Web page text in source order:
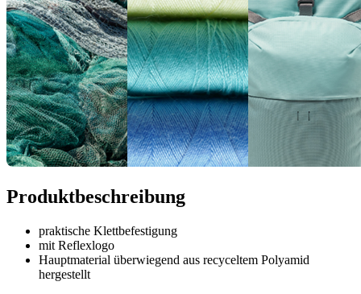
Produktbeschreibung
praktische Klettbefestigung
mit Reflexlogo
Hauptmaterial überwiegend aus recyceltem Polyamid
hergestellt